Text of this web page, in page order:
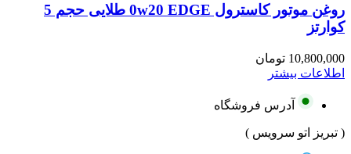
روغن موتور کاسترول 0w20 EDGE طلایی حجم 5
کوارتز
10,800,000 تومان
اطلاعات بیشتر
آدرس فروشگاه
( تبریز اتو سرویس )